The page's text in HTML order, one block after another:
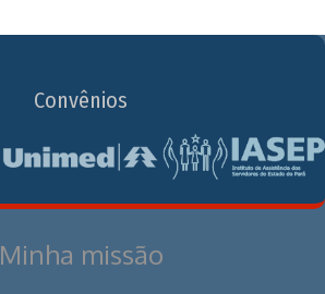
Convênios
Minha missão